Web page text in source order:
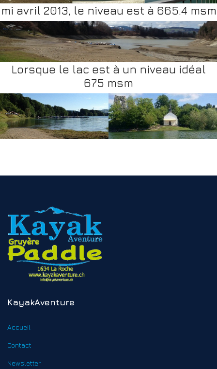
mi avril 2013, le niveau est à 665.4 msm
Lorsque le lac est à un niveau idéal
675 msm
KayakAventure
Accueil
Contact
Newsletter